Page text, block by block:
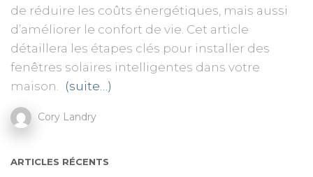
de réduire les coûts énergétiques, mais aussi
d’améliorer le confort de vie. Cet article
détaillera les étapes clés pour installer des
fenêtres solaires intelligentes dans votre
maison. (suite…)
Cory Landry
ARTICLES RÉCENTS